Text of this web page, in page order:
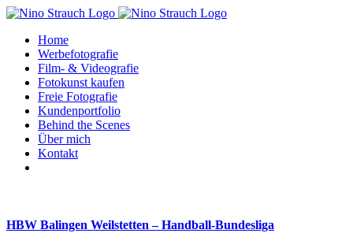
Zum
springenHome
Werbefotografie
Film- & Videografie
Fotokunst kaufen
Freie Fotografie
Kundenportfolio
Behind the Scenes
Über mich
Kontakt
HBW Balingen Weilstetten – Handball-Bundesliga